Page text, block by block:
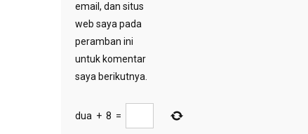
email, dan situs
web saya pada
peramban ini
untuk komentar
saya berikutnya.
dua + 8 =